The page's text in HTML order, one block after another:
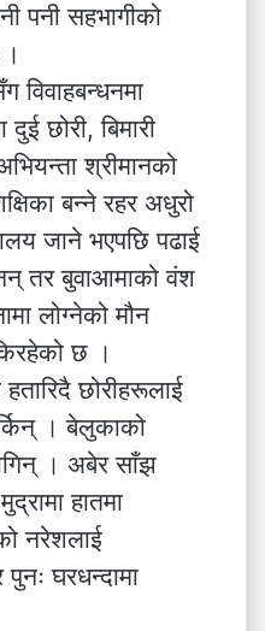
पनी सहभागीको
दुई छोरी, बिमारी
श्रीमानको
बन्ने रहर अधुरो
जाने भएपछि पढाई
तर बुवाआमाको वंश
लोग्नेको मौन
छ ।
छोरीहरूलाई
। बेलुकाको
। अबेर साँझ
हातमा
नरेशलाई
पुनः घरधन्दामा